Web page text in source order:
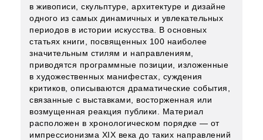
в живописи, скульптуре, архитектуре и дизайне
одного из самых динамичных и увлекательных
периодов в истории искусства. В основных
статьях книги, посвященных 100 наиболее
значительным стилям и направлениям,
приводятся программные позиции, изложенные
в художественных манифестах, суждения
критиков, описываются драматические события,
связанные с выставками, восторженная или
возмущенная реакция публики. Материал
расположен в хронологическом порядке — от
импрессионизма XIX века до таких направлений